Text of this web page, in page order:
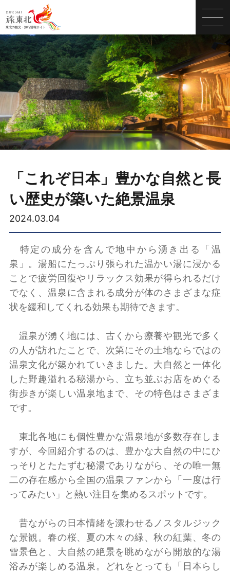
「これぞ日本」豊かな自然と長
い歴史が築いた絶景温泉
2024.03.04
特定の成分を含んで地中から湧き出る「温
泉」。湯船にたっぷり張られた温かい湯に浸かる
ことで疲労回復やリラックス効果が得られるだけ
でなく、温泉に含まれる成分が体のさまざまな症
状を緩和してくれる効果も期待できます。
温泉が湧く地には、古くから療養や観光で多く
の人が訪れたことで、次第にその土地ならではの
温泉文化が築かれていきました。大自然と一体化
した野趣溢れる秘湯から、立ち並ぶお店をめぐる
街歩きが楽しい温泉地まで、その特色はさまざま
です。
東北各地にも個性豊かな温泉地が多数存在しま
すが、今回紹介するのは、豊かな大自然の中にひ
っそりとたたずむ秘湯でありながら、その唯一無
二の存在感から全国の温泉ファンから「一度は行
ってみたい」と熱い注目を集めるスポットです。
昔ながらの日本情緒を漂わせるノスタルジック
な景観。春の桜、夏の木々の緑、秋の紅葉、冬の
雪景色と、大自然の絶景を眺めながら開放的な湯
浴みが楽しめる温泉。どれをとっても「日本らし